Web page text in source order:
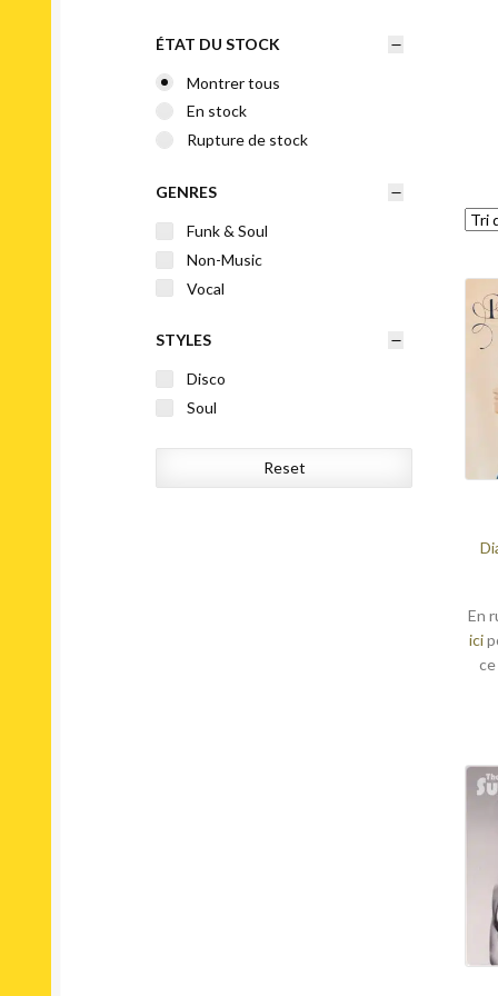
En
ici
ÉTAT DU STOCK
Montrer tous
En stock
Rupture de stock
GENRES
Funk & Soul
Non-Music
Vocal
STYLES
Disco
Soul
Reset